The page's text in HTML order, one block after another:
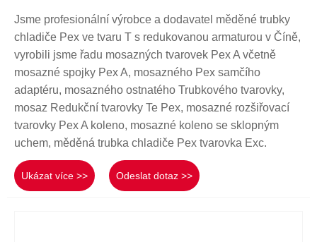
Jsme profesionální výrobce a dodavatel měděné trubky
chladiče Pex ve tvaru T s redukovanou armaturou v Číně,
vyrobili jsme řadu mosazných tvarovek Pex A včetně
mosazné spojky Pex A, mosazného Pex samčího
adaptéru, mosazného ostnatého Trubkového tvarovky,
mosaz Redukční tvarovky Te Pex, mosazné rozšiřovací
tvarovky Pex A koleno, mosazné koleno se sklopným
uchem, měděná trubka chladiče Pex tvarovka Exc.
Ukázat více >> Odeslat dotaz >>